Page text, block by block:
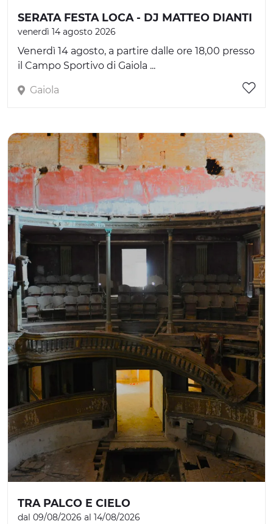
SERATA FESTA LOCA - DJ MATTEO DIANTI
venerdì 14 agosto 2026
Venerdì 14 agosto, a partire dalle ore 18,00 presso
il Campo Sportivo di Gaiola ...
Gaiola
TRA PALCO E CIELO
dal 09/08/2026 al 14/08/2026